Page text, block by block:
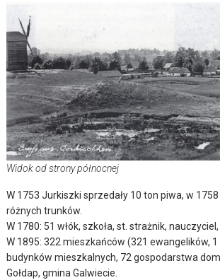
Widok od strony północnej
W 1753 Jurkiszki sprzedały 10 ton piwa, w
różnych trunków.
W 1780: 51 włók, szkoła, st. strażnik,
W 1895: 322 mieszkańców (321 ewangelików, 1
budynków mieszkalnych, 72 gospodarstwa
Gołdap, gmina Galwiecie.